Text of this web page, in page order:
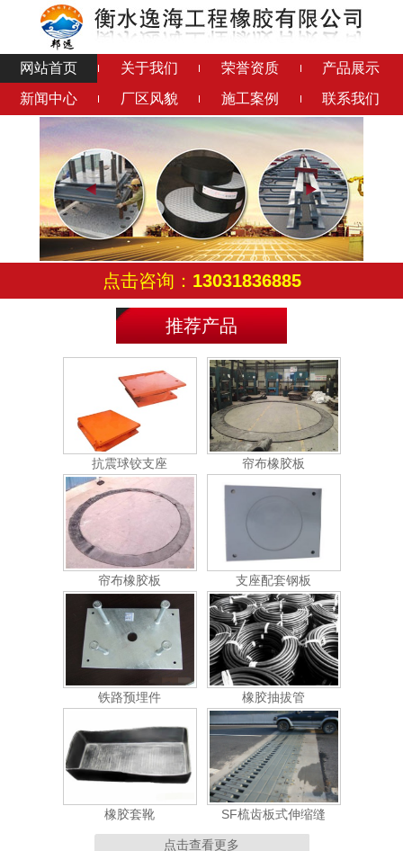
网站首页 关于我们 荣誉资质
产品展示
新闻中心
厂区风貌 施工案例 联系我们
点击咨询： 13031836885
推荐产品
钢结构橡胶垫 铅芯隔震橡胶支座
连廊支座 成品钢支座
滑动铰支座 减震球铰支座
抗震球铰支座 帘布橡胶板
支座配套钢板
铁路预埋件 橡胶抽拔管
橡胶套靴 SF梳齿板式伸缩缝
点击查看更多